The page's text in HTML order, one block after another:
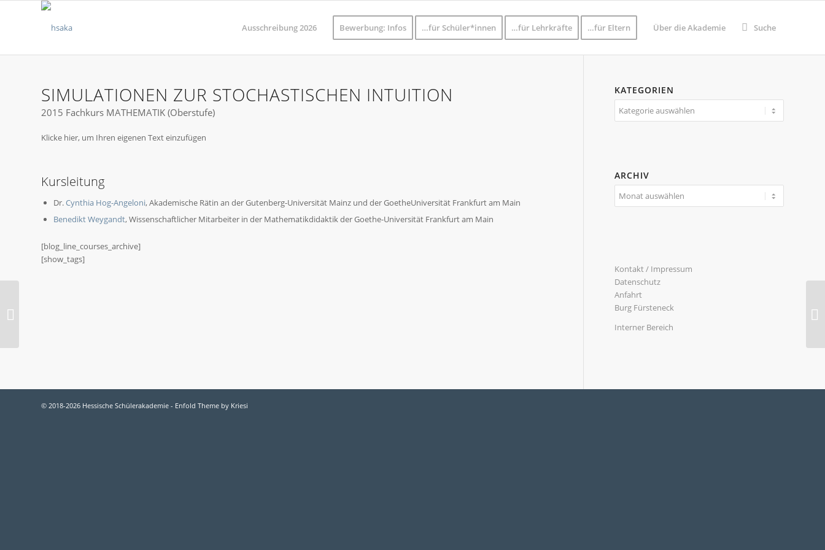
Ausschreibung 2026 Bewerbung: Infos …für Schüler*innen …für Lehrkräfte …für Eltern Über die Akademie Suche
SIMULATIONEN ZUR STOCHASTISCHEN INTUITION
2015 Fachkurs MATHEMATIK (Oberstufe)
Klicke hier, um Ihren eigenen Text einzufügen
Kursleitung
Dr.Cynthia Hog-Angeloni, Akademische Rätin an der Gutenberg-Universität Mainz und der GoetheUniversität Frankfurt am Main
Benedikt Weygandt, Wissenschaftlicher Mitarbeiter in der Mathematikdidaktik der Goethe-Universität Frankfurt am Main
[blog_line_courses_archive]
[show_tags]
KATEGORIEN
Kategorien
ARCHIV
Kontakt / Impressum
Datenschutz
Anfahrt
Burg Fürsteneck
Interner Bereich
© 2018-2026 Hessische Schülerakademie - Enfold Theme by Kriesi